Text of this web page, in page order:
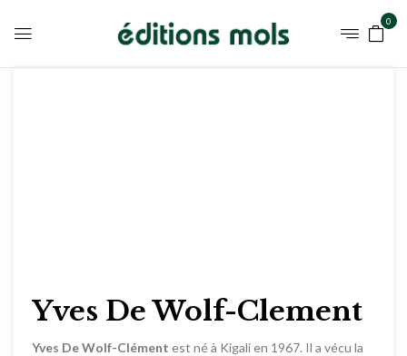
0
Yves De Wolf-Clement
Yves De Wolf-Clément est né à Kigali en 1967. Il a vécu la